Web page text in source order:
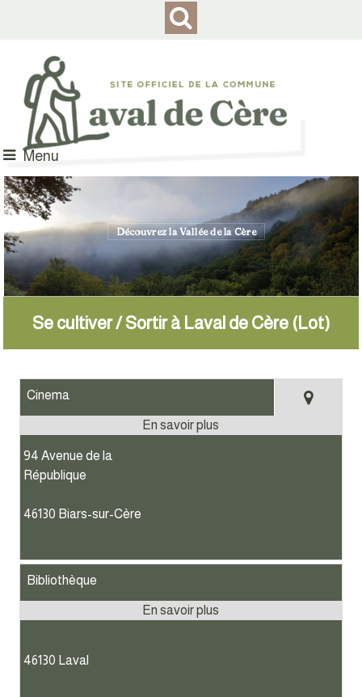
Menu
Découvrez la Vallée de la Cère
...et de la faune locale
Se cultiver / Sortir à Laval de Cère (Lot)
Cinema
94 Avenue de la
République
46130 Biars-sur-Cère
Bibliothèque
46130 Laval